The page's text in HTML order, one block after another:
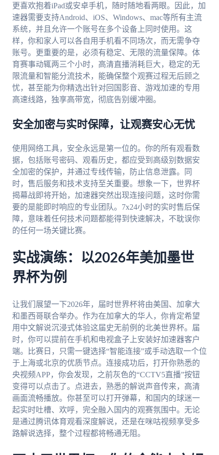
更喜欢抱着iPad或安卓手机，随时随地看两眼。因此，加
速器需要支持Android、iOS、Windows、mac等所有主流
系统，并且允许一个账号在多个设备上同时使用。这
样，你和家人可以各自用手机看不同场次，而无需争夺
账号。更重要的是，必须有稳定、无限的流量保障。体
育赛事动辄两三个小时，高清直播消耗巨大，稳定的无
限流量和智能分流技术，能确保整个观赛过程无后顾之
忧，甚至能为你精选出针对回国影音、游戏加速的专用
高速线路，独享高带宽，彻底告别缓冲圈。
安全加密与实时保障，让观赛安心无忧
使用网络工具，安全永远是第一位的。你的所有观看数
据，包括账号密码、观看历史，都应受到高级别数据安
全加密的保护，并通过专线传输，防止信息泄露。同
时，售后服务和技术支持至关重要。想象一下，世界杯
揭幕战即将开始，加速器突然出现连接问题，这时你需
要的是能即时响应的专业团队。7x24小时的实时售后保
障，意味着任何技术问题都能得到快速解决，不耽误你
的任何一场关键比赛。
实战演练：以2026年美加墨世
界杯为例
让我们展望一下2026年，届时世界杯将由美国、加拿大
和墨西哥联合举办。作为在加拿大的华人，你肯定希望
用中文解说沉浸式体验这届史无前例的北美世界杯。届
时，你可以提前在手机和电视盒子上安装好加速器客户
端。比赛日，只需一键选择“智能连接”或手动选取一个位
于上海或北京的优质节点。连接成功后，打开你熟悉的
央视频APP，你会发现，之前灰色的“CCTV5直播”按钮
变得可以点击了。点进去，熟悉的解说声音传来，高清
画面流畅播放。你甚至可以打开弹幕，和国内的球迷一
起实时吐槽、欢呼，完全融入国内的观赛氛围中。无论
是通过腾讯体育观看深度解说，还是在咪咕视频享受多
路解说选择，整个过程都将畅通无阻。